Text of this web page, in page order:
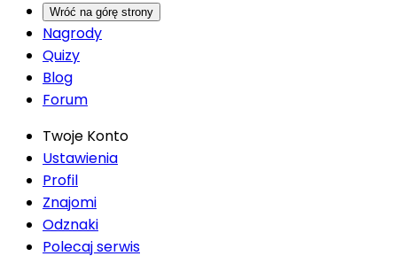
Wróć na górę strony
Nagrody
Quizy
Blog
Forum
Twoje Konto
Ustawienia
Profil
Znajomi
Odznaki
Polecaj serwis